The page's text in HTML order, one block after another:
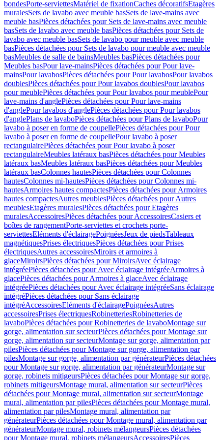
bondesPorte-serviettesMatériel de fixationCaches décoratifsEtagères
muralesSets de lavabo avec meuble basSets de lave-mains avec
meuble basPièces détachées pour Sets de lave-mains avec meuble
basSets de lavabo avec meuble basPièces détachées pour Sets de
lavabo avec meuble basSets de lavabo pour meuble avec meuble
basPièces détachées pour Sets de lavabo pour meuble avec meuble
basMeubles de salle de bainsMeubles basPièces détachées pour
Meubles basPour lave-mainsPièces détachées pour Pour lave-
mainsPour lavabosPièces détachées pour Pour lavabosPour lavabos
doublesPièces détachées pour Pour lavabos doublesPour lavabos
pour meublePièces détachées pour Pour lavabos pour meublePour
lave-mains d'anglePièces détachées pour Pour lave-mains
d'anglePour lavabos d'anglePièces détachées pour Pour lavabos
d'anglePlans de lavaboPièces détachées pour Plans de lavaboPour
lavabo à poser en forme de coupellePièces détachées pour Pour
lavabo à poser en forme de coupellePour lavabo à poser
rectangulairePièces détachées pour Pour lavabo à poser
rectangulaireMeubles latéraux basPièces détachées pour Meubles
latéraux basMeubles latéraux basPièces détachées pour Meubles
latéraux basColonnes hautesPièces détachées pour Colonnes
hautesColonnes mi-hautesPièces détachées pour Colonnes mi-
hautesArmoires hautes compactesPièces détachées pour Armoires
hautes compactesAutres meublesPièces détachées pour Autres
meublesEtagères muralesPièces détachées pour Etagères
muralesAccessoiresPièces détachées pour AccessoiresCasiers et
boîtes de rangementPorte-serviettes et crochets porte-
serviettesEléments d'éclairagePoignéesJeux de piedsTableaux
magnétiquesPrises électriquesPièces détachées pour Prises
électriquesAutres accessoiresMiroirs et armoires à
glaceMiroirsPièces détachées pour MiroirsAvec éclairage
intégréePièces détachées pour Avec éclairage intégréeArmoires à
glacePièces détachées pour Armoires à glaceAvec éclairage
intégréePièces détachées pour Avec éclairage intégréeSans éclairage
intégréPièces détachées pour Sans éclairage
intégréAccessoiresEléments d'éclairagePoignéesAutres
accessoiresPrises électriquesRobinetteriesRobinetteries de
lavaboPièces détachées pour Robinetteries de lavaboMontage sur
gorge, alimentation sur secteurPièces détachées pour Montage sur
gorge, alimentation sur secteurMontage sur gorge, alimentation par
pilesPièces détachées pour Montage sur gorge, alimentation par
pilesMontage sur gorge, alimentation par générateurPièces détachées
pour Montage sur gorge, alimentation par générateurMontage sur
gorge, robinets mitigeursPièces détachées pour Montage sur gorge,
robinets mitigeursMontage mural, alimentation sur secteurPièces
détachées pour Montage mural, alimentation sur secteurMontage
mural, alimentation par pilesPièces détachées pour Montage mural,
alimentation par pilesMontage mural, alimentation par
générateurPièces détachées pour Montage mural, alimentation par
générateurMontage mural, robinets mélangeursPièces détachées
pour Montage mural, robinets mélangeursAccessoiresPièces